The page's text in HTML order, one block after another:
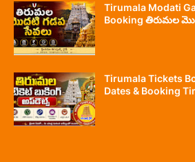
Tirumala Modati
Booking తిరుమల
Tirumala Tickets
Dates & Booking